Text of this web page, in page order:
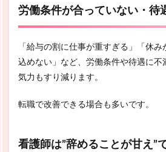
労働条件が合っていない・待
「給与の割に仕事が重すぎる」「休
込めない」など、労働条件や待遇に不
気力もすり減ります。
転職で改善できる場合も多いです。
看護師は”辞めることが甘え”